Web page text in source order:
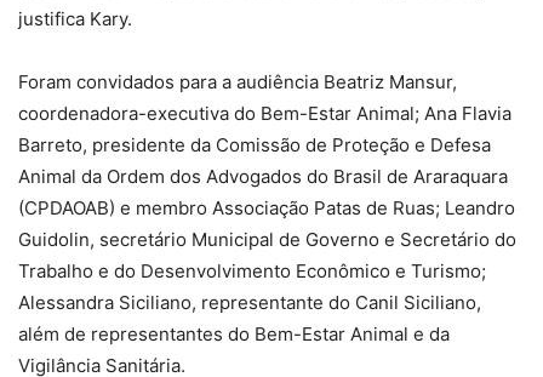
justifica Kary.
Foram convidados para a audiência Beatriz Mansur,
coordenadora-executiva do Bem-Estar Animal; Ana Flavia
Barreto, presidente da Comissão de Proteção e Defesa
Animal da Ordem dos Advogados do Brasil de Araraquara
(CPDAOAB) e membro Associação Patas de Ruas; Leandro
Guidolin, secretário Municipal de Governo e Secretário do
Trabalho e do Desenvolvimento Econômico e Turismo;
Alessandra Siciliano, representante do Canil Siciliano,
além de representantes do Bem-Estar Animal e da
Vigilância Sanitária.